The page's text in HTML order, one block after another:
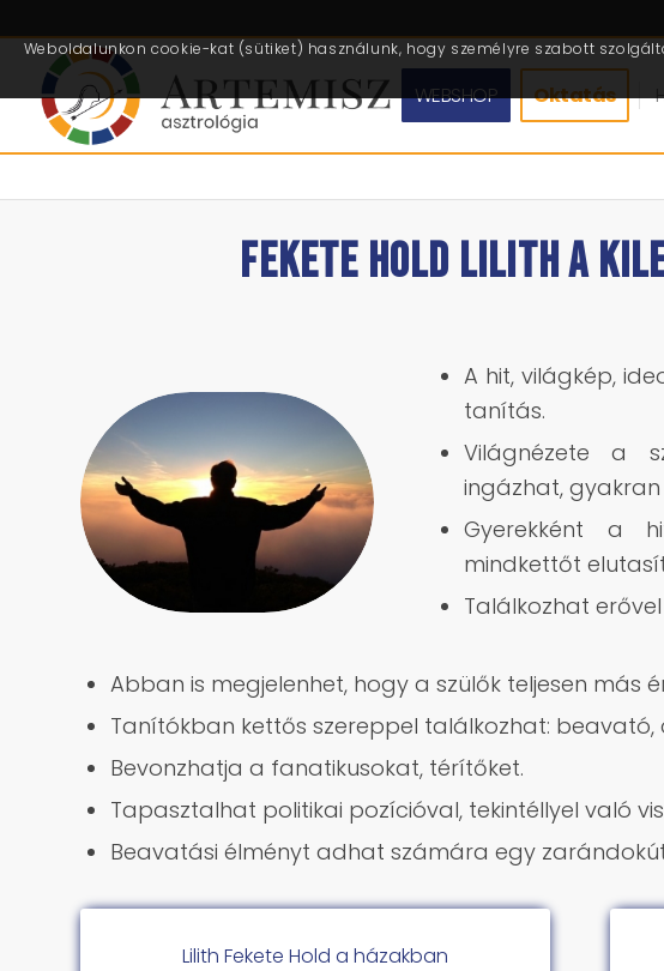
WEBSHOP Oktatás
FEKETE HOLD LILITH A
A hit, világkép,
tanítás.
Világnézete a
ingázhat,
Gyerekként a
mindkettőt
Találkozhat
Abban is megjelenhet, hogy a szülők teljesen más
Tanítókban kettős szereppel találkozhat:
Bevonzhatja a fanatikusokat, térítőket.
Tapasztalhat politikai pozícióval, tekintéllyel való
Beavatási élményt adhat számára egy
Lilith Fekete Hold a házakban
Weboldalunkon cookie-kat (sütiket) használunk, hogy személyre szabott